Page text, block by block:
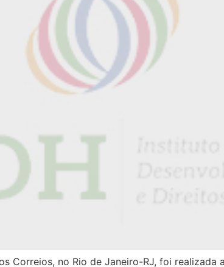
Correios, no Rio de Janeiro-RJ, foi